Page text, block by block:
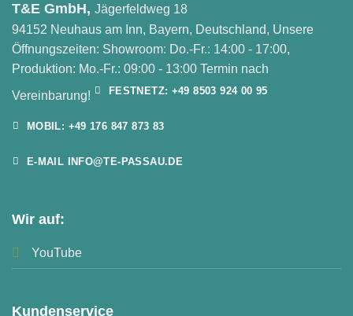
T&E GmbH, Jägerfeldweg 18
94152 Neuhaus am Inn, Bayern, Deutschland, Unsere
Öffnungszeiten: Showroom: Do.-Fr.: 14:00 - 17:00,
Produktion: Mo.-Fr.: 09:00 - 13:00 Termin nach
Vereinbarung!
FESTNETZ: +49 8503 924 00 95
MOBIL: +49 176 847 873 83
E-MAIL INFO@TE-PASSAU.DE
Wir auf:
YouTube
Kundenservice